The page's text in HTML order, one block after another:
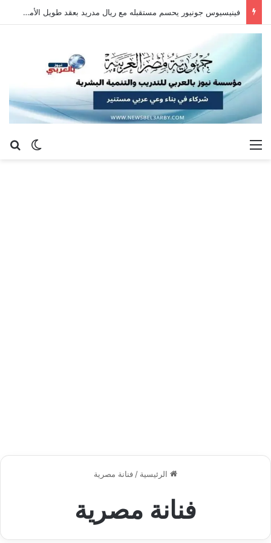
فينيسيوس جونيور يحسم مستقبله مع ريال مدريد بعقد طويل الأمد حتى 2032
الوضع القائمة
الرئيسية /فنانة مصرية
فنانة مصرية